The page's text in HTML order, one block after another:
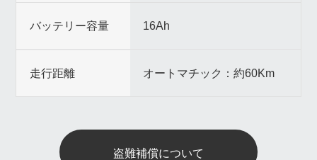
バッテリー容量 16Ah
走行距離 オートマチック：約60Km
盗難補償について